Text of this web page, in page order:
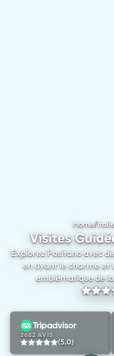
Home/
Visites
Explorez Positano avec
en avant le charme et
emblématique de
2682 AVIS
(5.0)